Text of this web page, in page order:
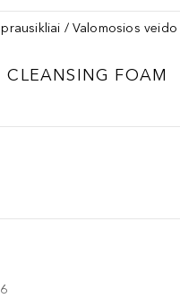
Valomosios
CLEANSING FOAM